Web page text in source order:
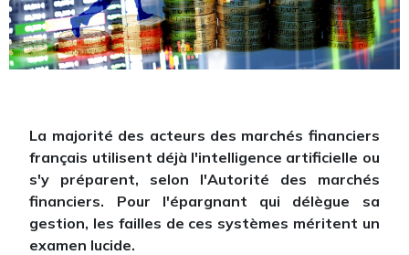
La majorité des acteurs des marchés financiers
français utilisent déjà l'intelligence artificielle ou
s'y préparent, selon l'Autorité des marchés
financiers. Pour l'épargnant qui délègue sa
gestion, les failles de ces systèmes méritent un
examen lucide.